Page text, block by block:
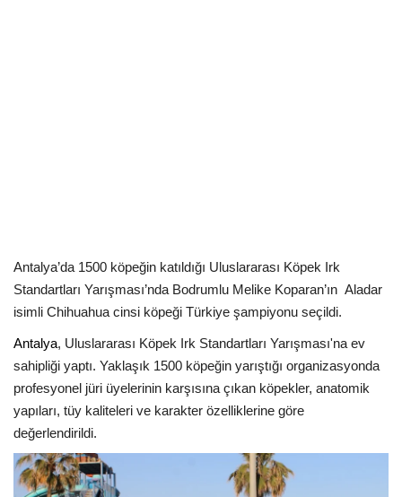
Dünya
Antalya’da 1500 köpeğin katıldığı Uluslararası Köpek Irk
Standartları Yarışması’nda Bodrumlu Melike Koparan’ın Aladar
isimli Chihuahua cinsi köpeği Türkiye şampiyonu seçildi.
Antalya, Uluslararası Köpek Irk Standartları Yarışması'na ev
sahipliği yaptı. Yaklaşık 1500 köpeğin yarıştığı organizasyonda
profesyonel jüri üyelerinin karşısına çıkan köpekler, anatomik
yapıları, tüy kaliteleri ve karakter özelliklerine göre
değerlendirildi.